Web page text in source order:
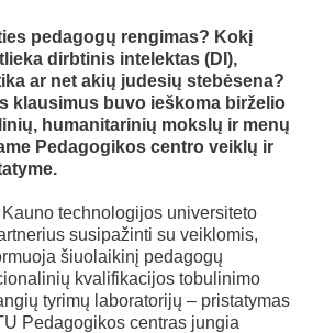
pedagogų rengimas? Kokį
dirbtinis intelektas (DI),
ar net akių judesių stebėsena?
klausimus buvo ieškoma birželio
humanitarinių mokslų ir menų
Pedagogikos centro veiklų ir
technologijos universiteto
susipažinti su veiklomis,
šiuolaikinį pedagogų
kvalifikacijos tobulinimo
tyrimų laboratorijų – pristatymas
Pedagogikos centras jungia